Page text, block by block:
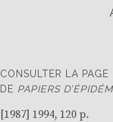
CONSULTER LA PAGE
DE PAPIERS
[1987] 1994, 120 p.